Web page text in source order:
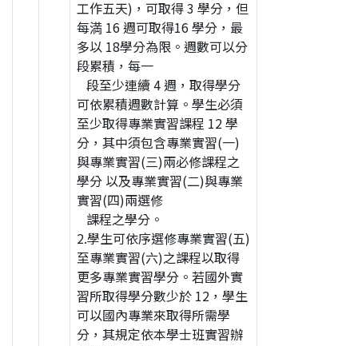
工作五天)，可取得 3 學分，但
每満 16 週可取得16 學分，最
多以 18學分為限。週數可以分
段累積，每一
段至少連續 4 週，取得學分
可依累積週數計算。學生必須
至少取得專業實習課程 12 學
分，其中須包含專業實習(一)
與專業實習(三)兩必修課程之
學分 以及專業實習(二)與專業
實習(四)兩選修
課程之學分。
2.學生可依序選修專業實習(五)
至專業實習(六)之課程以取得
更多專業實習學分。若國外實
習所取得學分數少於 12，學生
可以國內專業來取得所需學
分，其規定依本學士班實習辦